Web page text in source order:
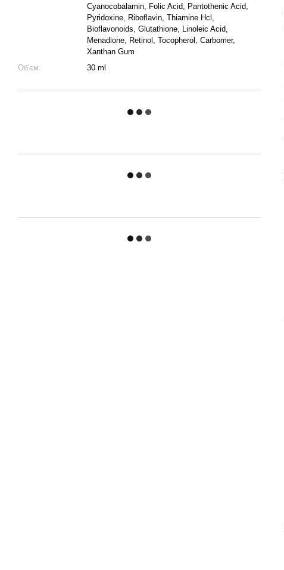
Cyanocobalamin, Folic Acid, Pantothenic Acid,
Pyridoxine, Riboflavin, Thiamine Hcl,
Bioflavonoids, Glutathione, Linoleic Acid,
Menadione, Retinol, Tocopherol, Carbomer,
Xanthan Gum
Об'єм:
30 ml